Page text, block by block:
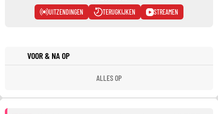
UITZENDINGEN TERUGKIJKEN STREAMEN
VOOR & NA OP
ALLES OP